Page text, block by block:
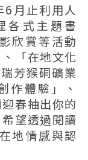
月止利用人
各式主題書
欣賞等活動
「在地文化
芳猴硐礦業
作體驗」、
春抽出你的
望透過閱讀
地情感與認